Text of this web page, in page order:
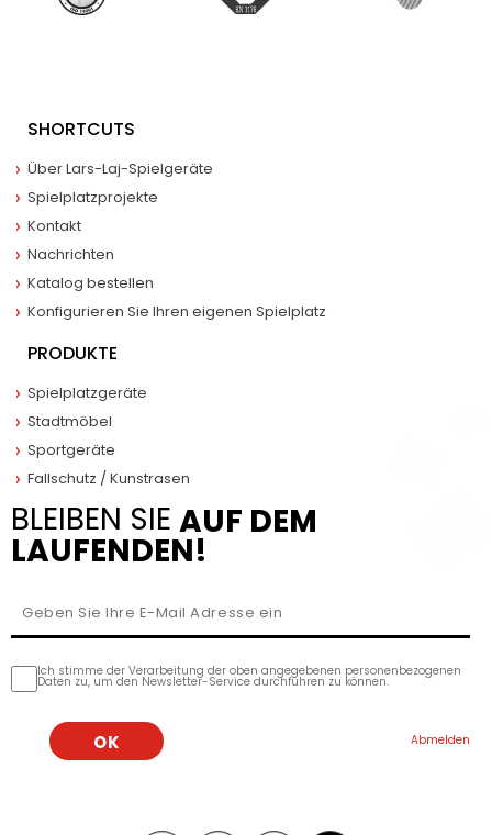
SHORTCUTS
Über Lars-Laj-Spielgeräte
Spielplatzprojekte
Kontakt
Nachrichten
Katalog bestellen
Konfigurieren Sie Ihren eigenen Spielplatz
PRODUKTE
Spielplatzgeräte
Stadtmöbel
Sportgeräte
Fallschutz / Kunstrasen
BLEIBEN SIE AUF DEM
LAUFENDEN!
Ich stimme der Verarbeitung der oben angegebenen personenbezogenen
Daten zu, um den Newsletter-Service durchführen zu können.